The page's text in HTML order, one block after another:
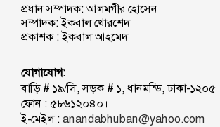
প্রধান সম্পাদক: আলমগীর হোসেন
সম্পাদক: ইকবাল খোরশেদ
প্রকাশক : ইকবাল আহমেদ ।
যোগাযোগ:
বাড়ি # ১৯/সি, সড়ক # ১, ধানমন্ডি, ঢাকা-১২০৫।
ফোন : ৫৮৬১২০৪০।
ই-মেইল :anandabhuban@yahoo.com